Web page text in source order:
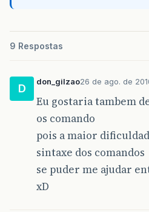
9 Respostas
D
don_gilzao26 de ago. de
Eu gostaria tambem
os comando
pois a maior
sintaxe dos comandos
se puder me ajudar
xD